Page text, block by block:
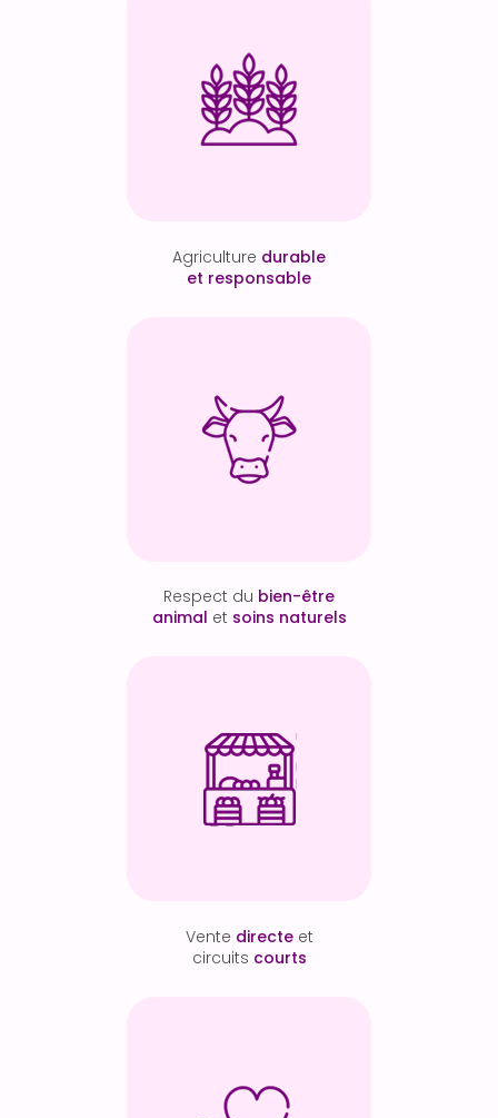
Agriculture durable
et responsable
Respect du bien-être
animal et soins naturels
Vente directe et
circuits courts